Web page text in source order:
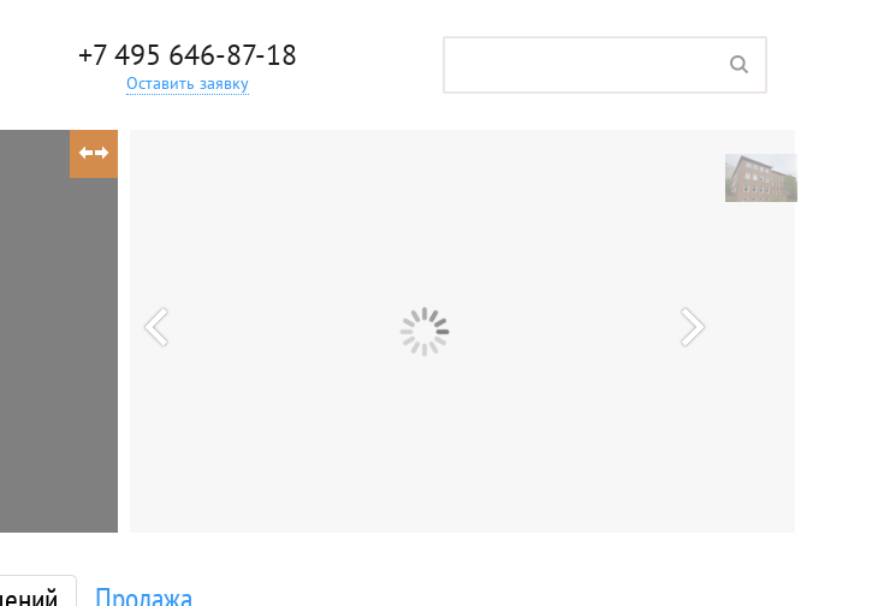
+7 495 646-87-18
Оставить заявку